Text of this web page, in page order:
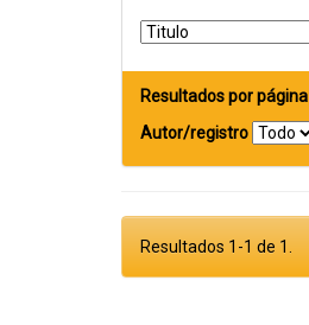
Resultados por página
Autor/registro
Resultados 1-1 de 1.